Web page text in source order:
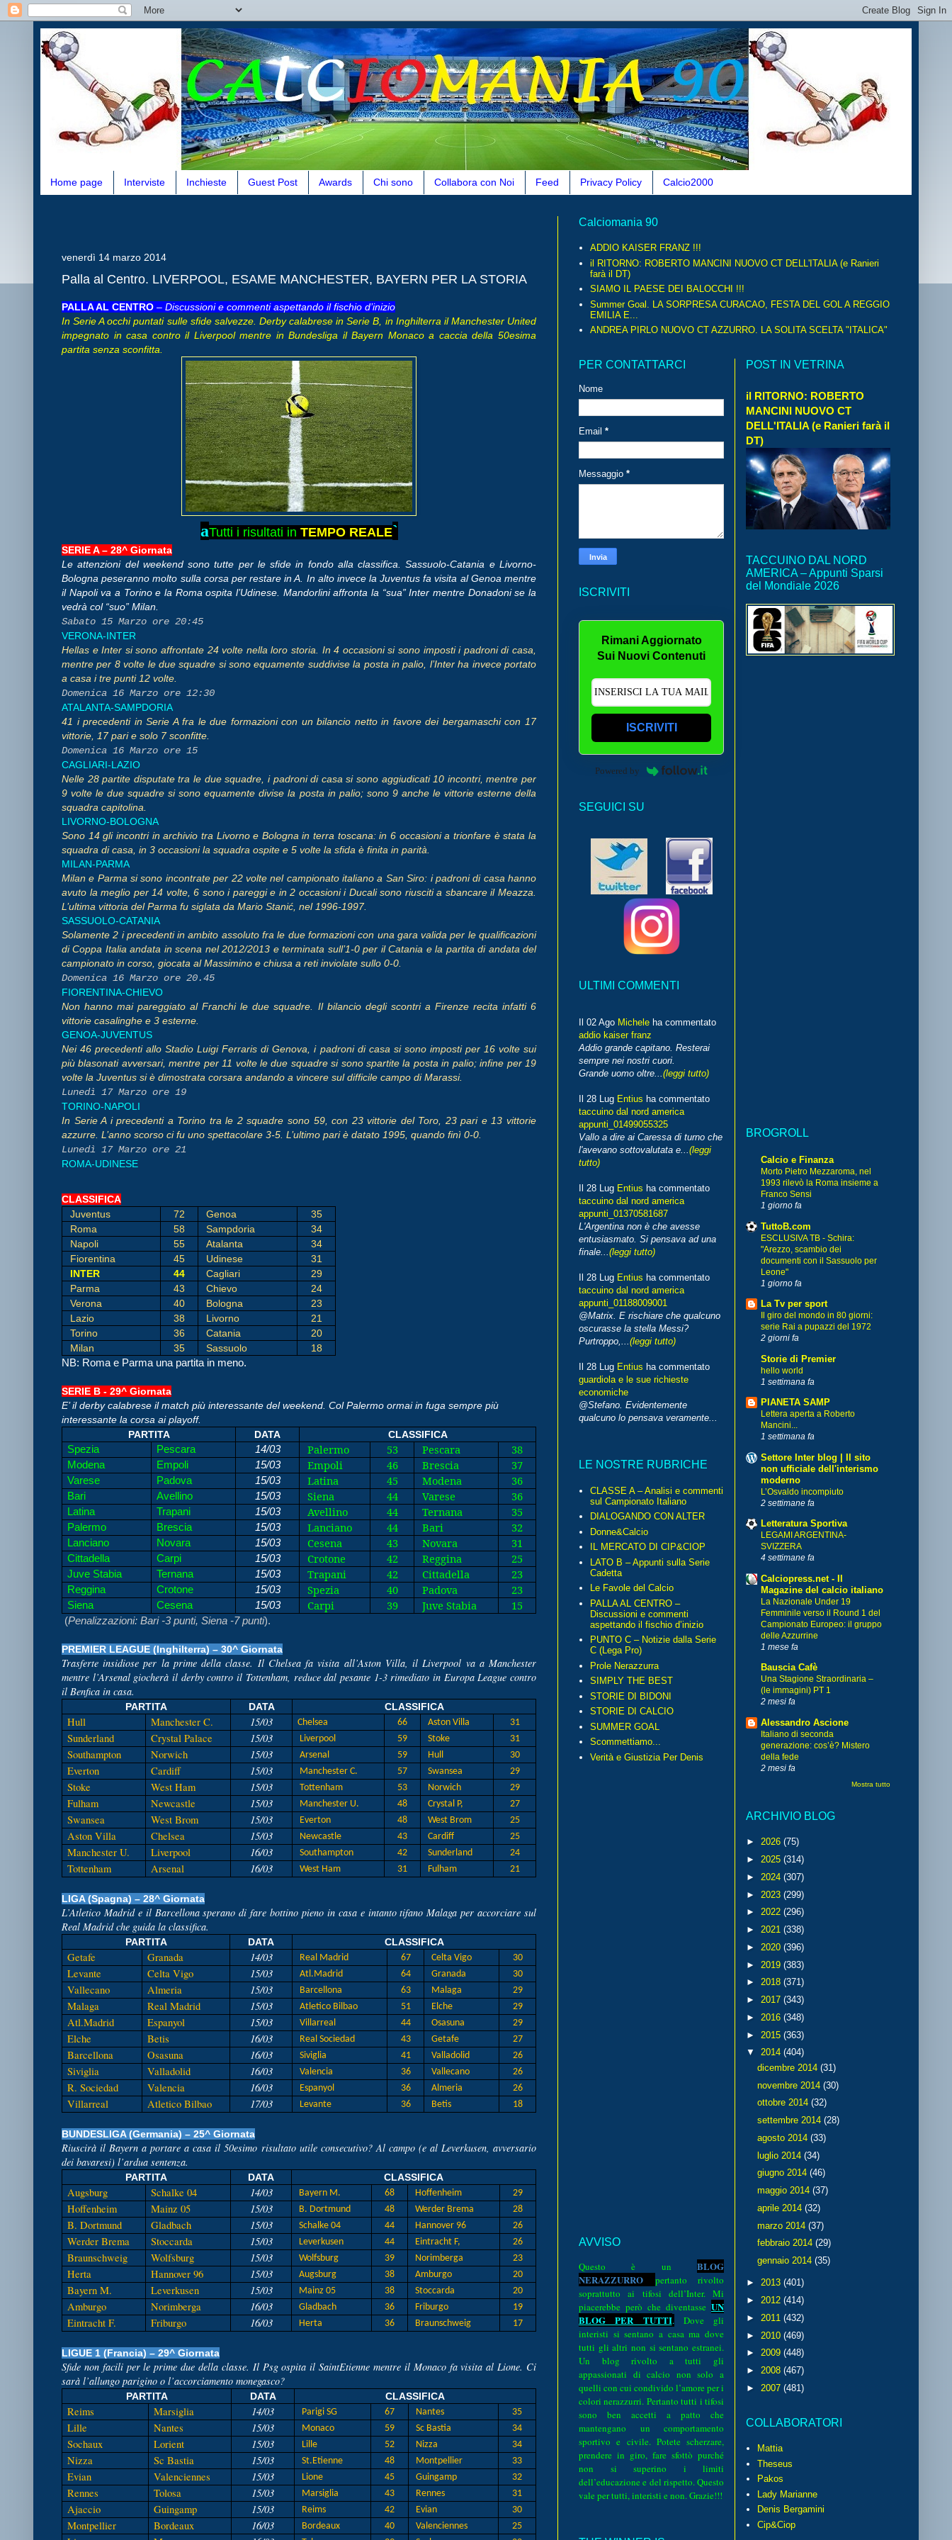
Home page Interviste Inchieste Guest Post Awards Chi sono Collabora con Noi Feed Privacy Policy Calcio2000
venerdì 14 marzo 2014
Palla al Centro. LIVERPOOL, ESAME MANCHESTER, BAYERN PER LA STORIA
PALLA AL CENTRO – Discussioni e commenti aspettando il fischio d’inizio
In Serie A occhi puntati sulle sfide salvezze. Derby calabrese in Serie B, in Inghilterra il Manchester United
impegnato in casa contro il Liverpool mentre in Bundesliga il Bayern Monaco a caccia della 50esima
partita senza sconfitta.
aTutti i risultati in TEMPO REALE`
SERIE A – 28^ Giornata
Le attenzioni del weekend sono tutte per le sfide in fondo alla classifica. Sassuolo-Catania e Livorno-
Bologna peseranno molto sulla corsa per restare in A. In alto invece la Juventus fa visita al Genoa mentre
il Napoli va a Torino e la Roma ospita l’Udinese. Mandorlini affronta la “sua” Inter mentre Donadoni se la
vedrà col “suo” Milan.
Sabato 15 Marzo ore 20:45
VERONA-INTER
Hellas e Inter si sono affrontate 24 volte nella loro storia. In 4 occasioni si sono imposti i padroni di casa,
mentre per 8 volte le due squadre si sono equamente suddivise la posta in palio, l’Inter ha invece portato
a casa i tre punti 12 volte.
Domenica 16 Marzo ore 12:30
ATALANTA-SAMPDORIA
41 i precedenti in Serie A fra le due formazioni con un bilancio netto in favore dei bergamaschi con 17
vittorie, 17 pari e solo 7 sconfitte.
Domenica 16 Marzo ore 15
CAGLIARI-LAZIO
Nelle 28 partite disputate tra le due squadre, i padroni di casa si sono aggiudicati 10 incontri, mentre per
9 volte le due squadre si sono equamente divise la posta in palio; sono 9 anche le vittorie esterne della
squadra capitolina.
LIVORNO-BOLOGNA
Sono 14 gli incontri in archivio tra Livorno e Bologna in terra toscana: in 6 occasioni a trionfare è stata la
squadra di casa, in 3 occasioni la squadra ospite e 5 volte la sfida è finita in parità.
MILAN-PARMA
Milan e Parma si sono incontrate per 22 volte nel campionato italiano a San Siro: i padroni di casa hanno
avuto la meglio per 14 volte, 6 sono i pareggi e in 2 occasioni i Ducali sono riusciti a sbancare il Meazza.
L’ultima vittoria del Parma fu siglata da Mario Stanić, nel 1996-1997.
SASSUOLO-CATANIA
Solamente 2 i precedenti in ambito assoluto fra le due formazioni con una gara valida per le qualificazioni
di Coppa Italia andata in scena nel 2012/2013 e terminata sull’1-0 per il Catania e la partita di andata del
campionato in corso, giocata al Massimino e chiusa a reti inviolate sullo 0-0.
Domenica 16 Marzo ore 20.45
FIORENTINA-CHIEVO
Non hanno mai pareggiato al Franchi le due squadre. Il bilancio degli scontri a Firenze recita infatti 6
vittorie casalinghe e 3 esterne.
GENOA-JUVENTUS
Nei 46 precedenti allo Stadio Luigi Ferraris di Genova, i padroni di casa si sono imposti per 16 volte sui
più blasonati avversari, mentre per 11 volte le due squadre si sono spartite la posta in palio; infine per 19
volte la Juventus si è dimostrata corsara andando a vincere sul difficile campo di Marassi.
Lunedì 17 Marzo ore 19
TORINO-NAPOLI
In Serie A i precedenti a Torino tra le 2 squadre sono 59, con 23 vittorie del Toro, 23 pari e 13 vittorie
azzurre. L’anno scorso ci fu uno spettacolare 3-5. L’ultimo pari è datato 1995, quando finì 0-0.
Lunedì 17 Marzo ore 21
ROMA-UDINESE
CLASSIFICA
Juventus
72 Genoa
35
Roma
58 Sampdoria
34
Napoli
55 Atalanta
34
Fiorentina
45 Udinese
31
INTER
44 Cagliari
29
Parma
43 Chievo
24
Verona
40 Bologna
23
Lazio
38 Livorno
21
Torino
36 Catania
20
Milan
35 Sassuolo
18
NB: Roma e Parma una partita in meno.
SERIE B - 29^ Giornata
E’ il derby calabrese il match più interessante del weekend. Col Palermo ormai in fuga sempre più
interessante la corsa ai playoff.
PARTITA
DATA
CLASSIFICA
Spezia
Pescara 14/03 Palermo 53 Pescara 38
Modena Empoli 15/03 Empoli 46 Brescia 37
Varese Padova 15/03 Latina 45 Modena 36
Bari Avellino 15/03 Siena 44 Varese 36
Latina Trapani 15/03 Avellino 44 Ternana 35
Palermo Brescia 15/03 Lanciano 44 Bari 32
Lanciano Novara 15/03 Cesena 43 Novara 31
Cittadella Carpi 15/03 Crotone 42 Reggina 25
Juve Stabia Ternana 15/03 Trapani 42 Cittadella 23
Reggina Crotone 15/03 Spezia 40 Padova 23
Siena Cesena 15/03 Carpi 39 Juve Stabia 15
(Penalizzazioni: Bari -3 punti, Siena -7 punti).
PREMIER LEAGUE (Inghilterra) – 30^ Giornata
Trasferte insidiose per la prime della classe. Il Chelsea fa visita all’Aston Villa, il Liverpool va a Manchester
mentre l’Arsenal giocherà il derby contro il Tottenham, reduce dal pesante 1-3 rimediato in Europa League contro
il Benfica in casa.
PARTITA DATA CLASSIFICA
Hull Manchester C. 15/03 Chelsea 66 Aston Villa 31
Sunderland Crystal Palace 15/03 Liverpool 59 Stoke 31
Southampton Norwich 15/03 Arsenal 59 Hull 30
Everton Cardiff 15/03 Manchester C. 57 Swansea 29
Stoke West Ham 15/03 Tottenham 53 Norwich 29
Fulham Newcastle 15/03 Manchester U. 48 Crystal P, 27
Swansea West Brom 15/03 Everton 48 West Brom 25
Aston Villa Chelsea 15/03 Newcastle 43 Cardiff 25
Manchester U. Liverpool 16/03 Southampton 42 Sunderland 24
Tottenham Arsenal 16/03 West Ham 31 Fulham 21
LIGA (Spagna) – 28^ Giornata
L’Atletico Madrid e il Barcellona sperano di fare bottino pieno in casa e intanto tifano Malaga per accorciare sul
Real Madrid che guida la classifica.
PARTITA DATA CLASSIFICA
Getafe Granada 14/03 Real Madrid 67 Celta Vigo 30
Levante Celta Vigo 15/03 Atl.Madrid 64 Granada 30
Vallecano Almeria 15/03 Barcellona 63 Malaga 29
Malaga Real Madrid 15/03 Atletico Bilbao 51 Elche 29
Atl.Madrid Espanyol 15/03 Villarreal 44 Osasuna 29
Elche Betis 16/03 Real Sociedad 43 Getafe 27
Barcellona Osasuna 16/03 Siviglia 41 Valladolid 26
Siviglia Valladolid 16/03 Valencia 36 Vallecano 26
R. Sociedad Valencia 16/03 Espanyol 36 Almeria 26
Villarreal Atletico Bilbao 17/03 Levante 36 Betis 18
BUNDESLIGA (Germania) – 25^ Giornata
Riuscirà il Bayern a portare a casa il 50esimo risultato utile consecutivo? Al campo (e al Leverkusen, avversario
dei bavaresi) l’ardua sentenza.
PARTITA DATA CLASSIFICA
Augsburg Schalke 04 14/03 Bayern M. 68 Hoffenheim 29
Hoffenheim Mainz 05 15/03 B. Dortmund 48 Werder Brema 28
B. Dortmund Gladbach 15/03 Schalke 04 44 Hannover 96 26
Werder Brema Stoccarda 15/03 Leverkusen 44 Eintracht F, 26
Braunschweig Wolfsburg 15/03 Wolfsburg 39 Norimberga 23
Herta Hannover 96 15/03 Augsburg 38 Amburgo 20
Bayern M. Leverkusen 15/03 Mainz 05 38 Stoccarda 20
Amburgo Norimberga 16/03 Gladbach 36 Friburgo 19
Eintracht F. Friburgo 16/03 Herta 36 Braunschweig 17
LIGUE 1 (Francia) – 29^ Giornata
Sfide non facili per le prime due della classe. Il Psg ospita il SaintEtienne mentre il Monaco fa visita al Lione. Ci
sarà l’allungo parigino o l’accorciamento monegasco?
PARTITA DATA CLASSIFICA
Reims Marsiglia 14/03 Parigi SG 67 Nantes 35
Lille Nantes 15/03 Monaco 59 Sc Bastia 34
Sochaux Lorient 15/03 Lille 52 Nizza 34
Nizza Sc Bastia 15/03 St.Etienne 48 Montpellier 33
Evian Valenciennes 15/03 Lione 45 Guingamp 32
Rennes Tolosa 15/03 Marsiglia 43 Rennes 31
Ajaccio Guingamp 15/03 Reims 42 Evian 30
Montpellier Bordeaux 16/03 Bordeaux 40 Valenciennes 25
Calciomania 90
ADDIO KAISER FRANZ !!!
il RITORNO: ROBERTO MANCINI NUOVO CT DELL'ITALIA (e Ranieri
farà il DT)
SIAMO IL PAESE DEI BALOCCHI !!!
Summer Goal. LA SORPRESA CURACAO, FESTA DEL GOL A REGGIO
EMILIA E...
ANDREA PIRLO NUOVO CT AZZURRO. LA SOLITA SCELTA "ITALICA"
PER CONTATTARCI
Nome
Email *
Messaggio *
ISCRIVITI
Rimani Aggiornato
Sui Nuovi Contenuti
ISCRIVITI
Powered by
SEGUICI SU
ULTIMI COMMENTI
Il 02 Ago Michele ha commentato
addio kaiser franz
Addio grande capitano. Resterai
sempre nei nostri cuori.
Grande uomo oltre...(leggi tutto)
Il 28 Lug Entius ha commentato
taccuino dal nord america
appunti_01499055325
Vallo a dire ai Caressa di turno che
l'avevano sottovalutata e...(leggi
tutto)
Il 28 Lug Entius ha commentato
taccuino dal nord america
appunti_01370581687
L'Argentina non è che avesse
entusiasmato. Si pensava ad una
finale...(leggi tutto)
Il 28 Lug Entius ha commentato
taccuino dal nord america
appunti_01188009001
@Matrix. E rischiare che qualcuno
oscurasse la stella Messi?
Purtroppo,...(leggi tutto)
Il 28 Lug Entius ha commentato
guardiola e le sue richieste
economiche
@Stefano. Evidentemente
qualcuno lo pensava veramente...
LE NOSTRE RUBRICHE
CLASSE A – Analisi e commenti
sul Campionato Italiano
DIALOGANDO CON ALTER
Donne&Calcio
IL MERCATO DI CIP&CIOP
LATO B – Appunti sulla Serie
Cadetta
Le Favole del Calcio
PALLA AL CENTRO –
Discussioni e commenti
aspettando il fischio d’inizio
PUNTO C – Notizie dalla Serie
C (Lega Pro)
Prole Nerazzurra
SIMPLY THE BEST
STORIE DI BIDONI
STORIE DI CALCIO
SUMMER GOAL
Scommettiamo...
Verità e Giustizia Per Denis
AVVISO
Questo è un BLOG
NERAZZURRO pertanto rivolto
soprattutto ai tifosi dell’Inter. Mi
piacerebbe però che diventasse UN
BLOG PER TUTTI.
Dove gli
interisti si sentano a casa ma dove
tutti gli altri non si sentano estranei.
Un blog rivolto a tutti gli
appassionati di calcio non solo a
quelli con cui condivido l’amore per i
colori nerazzurri. Pertanto tutti i tifosi
sono ben accetti a patto che
mantengano un comportamento
sportivo e civile. Potete scherzare,
prendere in giro, fare sfottò purché
non si superino i limiti
dell’educazione e del rispetto. Questo
vale per tutti, interisti e non. Grazie!!!
POST IN VETRINA
il RITORNO: ROBERTO
MANCINI NUOVO CT
DELL'ITALIA (e Ranieri farà il
DT)
TACCUINO DAL NORD
AMERICA – Appunti Sparsi
del Mondiale 2026
BROGROLL
Calcio e Finanza
Morto Pietro Mezzaroma, nel
1993 rilevò la Roma insieme a
Franco Sensi
1 giorno fa
TuttoB.com
ESCLUSIVA TB - Schira:
"Arezzo, scambio dei
documenti con il Sassuolo per
Leone"
1 giorno fa
La Tv per sport
Il giro del mondo in 80 giorni:
serie Rai a pupazzi del 1972
2 giorni fa
Storie di Premier
hello world
1 settimana fa
PIANETA SAMP
Lettera aperta a Roberto
Mancini...
1 settimana fa
Settore Inter blog | Il sito
non ufficiale dell'interismo
moderno
L’Osvaldo incompiuto
2 settimane fa
Letteratura Sportiva
LEGAMI ARGENTINA-
SVIZZERA
4 settimane fa
Calciopress.net - Il
Magazine del calcio italiano
La Nazionale Under 19
Femminile verso il Round 1 del
Campionato Europeo: il gruppo
delle Azzurrine
1 mese fa
Bauscia Cafè
Una Stagione Straordinaria –
(le immagini) PT 1
2 mesi fa
Alessandro Ascione
Italiano di seconda
generazione: cos’è? Mistero
della fede
2 mesi fa
Mostra tutto
ARCHIVIO BLOG
► 2026 (75)
► 2025 (314)
► 2024 (307)
► 2023 (299)
► 2022 (296)
► 2021 (338)
► 2020 (396)
► 2019 (383)
► 2018 (371)
► 2017 (343)
► 2016 (348)
► 2015 (363)
▼ 2014 (404)
dicembre 2014 (31)
novembre 2014 (30)
ottobre 2014 (32)
settembre 2014 (28)
agosto 2014 (33)
luglio 2014 (34)
giugno 2014 (46)
maggio 2014 (37)
aprile 2014 (32)
marzo 2014 (37)
febbraio 2014 (29)
gennaio 2014 (35)
► 2013 (401)
► 2012 (414)
► 2011 (432)
► 2010 (469)
► 2009 (448)
► 2008 (467)
► 2007 (481)
COLLABORATORI
Mattia
Theseus
Pakos
Lady Marianne
Denis Bergamini
Cip&Ciop